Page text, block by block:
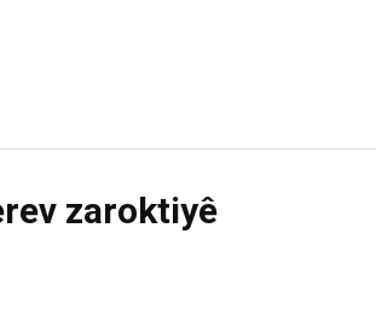
zaroktiyê